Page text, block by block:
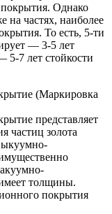
покрытия. Однако
на частях, наиболее
То есть, 5-ти
— 3-5 лет
5-7 лет стойкости
(Маркировка
представляет
частиц золота
толщины.
покрытия